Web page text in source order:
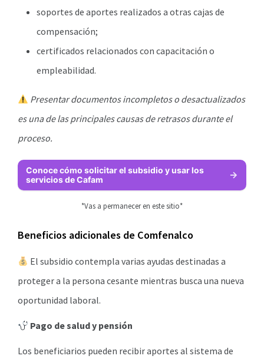
soportes de aportes realizados a otras cajas de
compensación;
certificados relacionados con capacitación o
empleabilidad.
Presentar documentos incompletos o desactualizados
es una de las principales causas de retrasos durante el
proceso.
Conoce cómo solicitar el subsidio y usar los
servicios de Cafam
*Vas a permanecer en este sitio*
Beneficios adicionales de Comfenalco
El subsidio contempla varias ayudas destinadas a
proteger a la persona cesante mientras busca una nueva
oportunidad laboral.
Pago de salud y pensión
Los beneficiarios pueden recibir aportes al sistema de